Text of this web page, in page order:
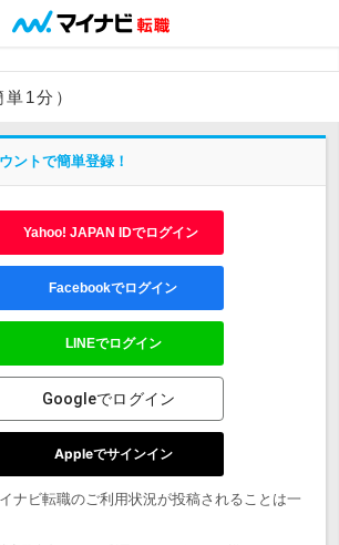
1分）
ントで簡単登録！
Yahoo! JAPAN IDでログイン
Facebookでログイン
LINEでログイン
Googleでログイン
Appleでサインイン
ナビ転職のご利用状況が投稿されることは一